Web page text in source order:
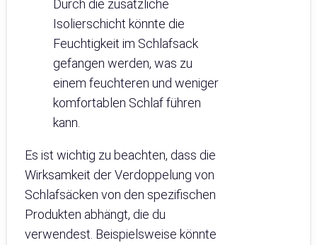
Durch die zusätzliche
Isolierschicht könnte die
Feuchtigkeit im Schlafsack
gefangen werden, was zu
einem feuchteren und weniger
komfortablen Schlaf führen
kann.
Es ist wichtig zu beachten, dass die
Wirksamkeit der Verdoppelung von
Schlafsäcken von den spezifischen
Produkten abhängt, die du
verwendest. Beispielsweise könnte